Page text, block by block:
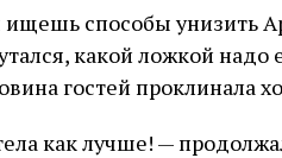
способы унизить
какой ложкой
гостей проклинала
как лучше! —